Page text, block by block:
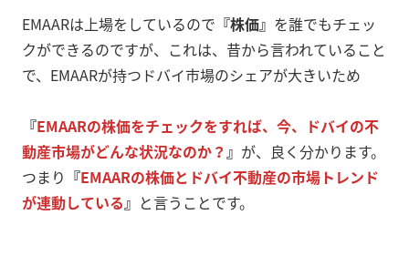
EMAARは上場をしているので 『株価』 を誰でもチェッ
クができるのですが、これは、昔から言われていること
で、EMAARが持つドバイ市場のシェアが大きいため
『EMAARの株価をチェックをすれば、今、ドバイの不
動産市場がどんな状況なのか？ 』 が、良く分かります。
つまり 『EMAARの株価とドバイ不動産の市場トレンド
が連動している 』 と言うことです。